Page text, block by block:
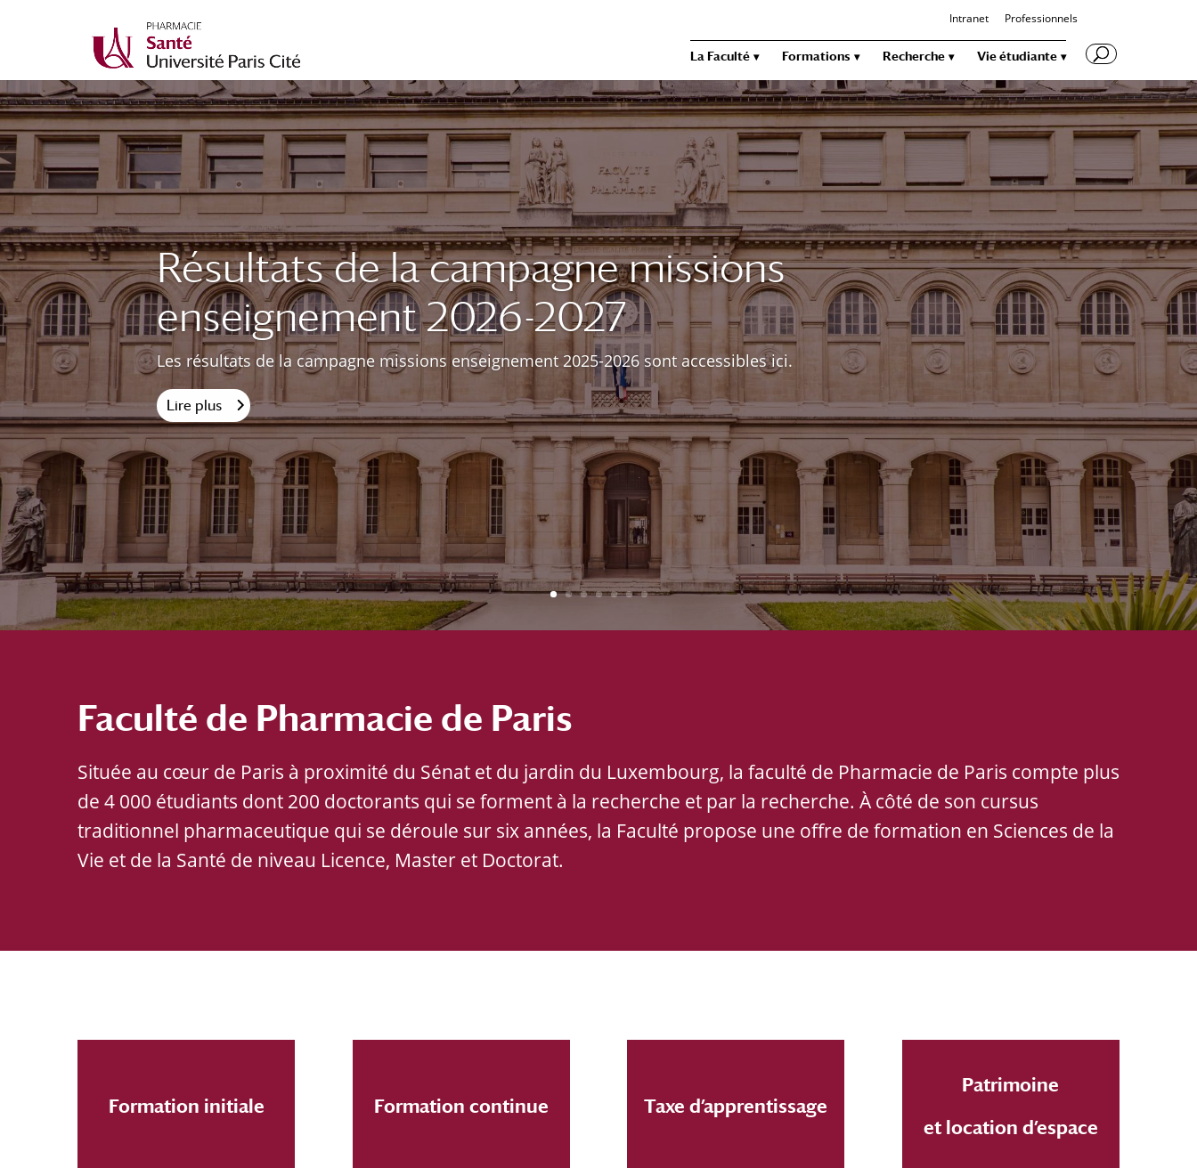
Intranet Professionnels
La Faculté Formations Recherche Vie étudiante
Résultats de la campagne missions
enseignement 2026-2027
Les résultats de la campagne missions enseignement 2025-2026 sont accessibles ici.
Lire plus
Faculté de Pharmacie de Paris
Située au cœur de Paris à proximité du Sénat et du jardin du Luxembourg, la faculté de Pharmacie de Paris compte plus
de 4 000 étudiants dont 200 doctorants qui se forment à la recherche et par la recherche. À côté de son cursus
traditionnel pharmaceutique qui se déroule sur six années, la Faculté propose une offre de formation en Sciences de la
Vie et de la Santé de niveau Licence, Master et Doctorat.
Formation initiale Formation continue Taxe d’apprentissage
Patrimoine
et location d’espace